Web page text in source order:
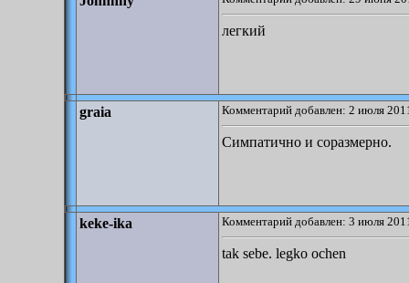
легкий
graia Комментарий добавлен: 2 июля
Симпатично и соразмерно.
keke-ika Комментарий добавлен: 3 июля
tak sebe. legko ochen